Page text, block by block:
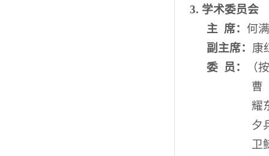
3. 学术委员会
主 席： 何
副主席： 康
委
员：
（
曹
耀
夕
卫